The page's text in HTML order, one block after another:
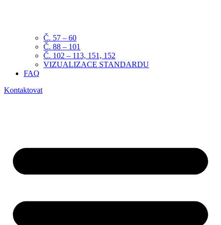
Č. 57 – 60
Č. 88 – 101
Č. 102 – 113, 151, 152
VIZUALIZACE STANDARDU
FAQ
Kontaktovat